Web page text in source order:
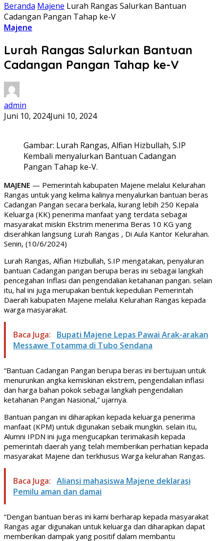
Beranda Majene Lurah Rangas Salurkan Bantuan
Cadangan Pangan Tahap ke-V
Majene
Lurah Rangas Salurkan Bantuan
Cadangan Pangan Tahap ke-V
admin
Juni 10, 2024Juni 10, 2024
Gambar: Lurah Rangas, Alfian Hizbullah, S.IP
Kembali menyalurkan Bantuan Cadangan
Pangan Tahap ke-V.
MAJENE — Pemerintah kabupaten Majene melalui Kelurahan
Rangas untuk yang kelima kalinya menyalurkan bantuan beras
Cadangan Pangan secara berkala, kurang lebih 250 Kepala
Keluarga (KK) penerima manfaat yang terdata sebagai
masyarakat miskin Ekstrim menerima Beras 10 KG yang
diserahkan langsung Lurah Rangas , Di Aula Kantor Kelurahan.
Senin, (10/6/2024)
Lurah Rangas, Alfian Hizbullah, S.IP mengatakan, penyaluran
bantuan Cadangan pangan berupa beras ini sebagai langkah
pencegahan Inflasi dan pengendalian ketahanan pangan. selain
itu, hal ini juga merupakan bentuk kepedulian Pemerintah
Daerah kabupaten Majene melalui Kelurahan Rangas kepada
warga masyarakat.
Baca Juga:
Bupati Majene Lepas Pawai Arak-arakan
Messawe Totamma di Tubo Sendana
“Bantuan Cadangan Pangan berupa beras ini bertujuan untuk
menurunkan angka kemiskinan ekstrem, pengendalian inflasi
dan harga bahan pokok sebagai langkah pengendalian
ketahanan Pangan Nasional,” ujarnya.
Bantuan pangan ini diharapkan kepada keluarga penerima
manfaat (KPM) untuk digunakan sebaik mungkin. selain itu,
Alumni IPDN ini juga mengucapkan terimakasih kepada
pemerintah daerah yang telah memberikan perhatian kepada
masyarakat Majene dan terkhusus Warga kelurahan Rangas.
Baca Juga: Aliansi mahasiswa Majene deklarasi
Pemilu aman dan damai
“Dengan bantuan beras ini kami berharap kepada masyarakat
Rangas agar digunakan untuk keluarga dan diharapkan dapat
memberikan dampak yang positif dalam membantu